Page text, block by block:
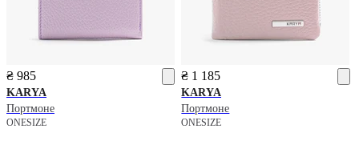
₴ 985
KARYA
Портмоне
ONESIZE
₴ 1 185
KARYA
Портмоне
ONESIZE